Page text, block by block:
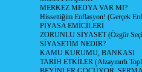
MERKEZ MEDYA VAR MI?
Hissettiğim Enflasyon! (Gerçek
PİYASA EMİCİLERİ
ZORUNLU SİYASET (Özgür
SİYASETİM NEDİR?
KAMU KURUMU, BANKASI
TARİH ETKİLER (Alzaymırlı